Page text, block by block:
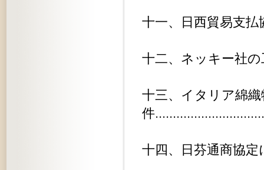
十一、日西貿易支払
十二、ネッキー社
十三、イタリア綿
件
十四、日芬通商協定